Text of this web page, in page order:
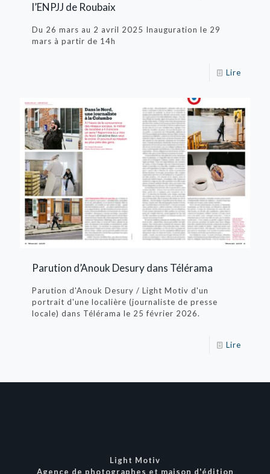
l’ENPJJ de Roubaix
Du 26 mars au 2 avril 2025 Inauguration le 29
mars à partir de 14h
Lire
Parution d’Anouk Desury dans Télérama
Parution d'Anouk Desury / Light Motiv d'un
portrait d'une localière (journaliste de presse
locale) dans Télérama le 25 février 2026.
Lire
Light Motiv
Agence de photographes et maison d'édition